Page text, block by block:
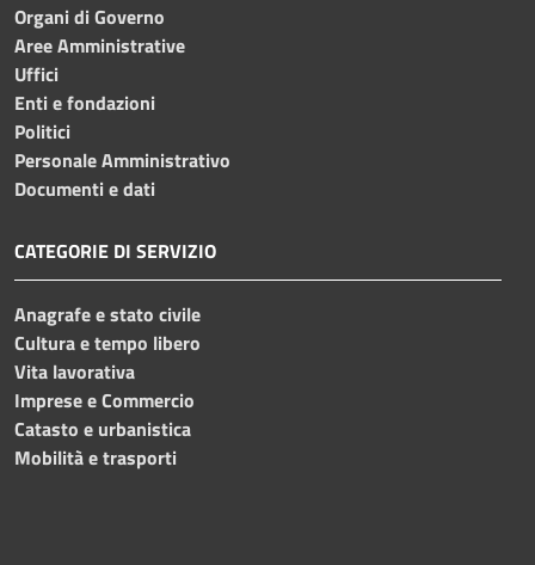
Organi di Governo
Aree Amministrative
Uffici
Enti e fondazioni
Politici
Personale Amministrativo
Documenti e dati
CATEGORIE DI SERVIZIO
Anagrafe e stato civile
Cultura e tempo libero
Vita lavorativa
Imprese e Commercio
Catasto e urbanistica
Mobilità e trasporti